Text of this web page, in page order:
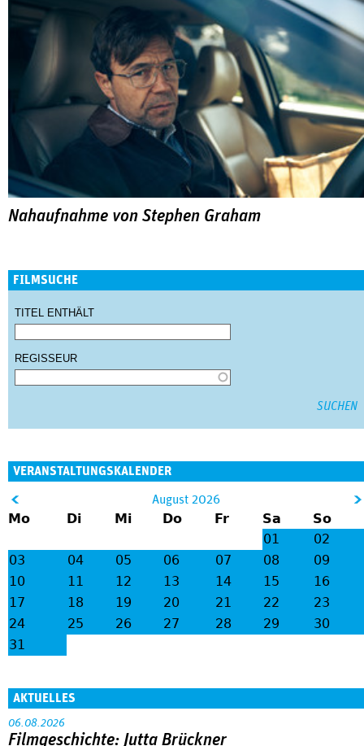
Nahaufnahme von Stephen Graham
FILMSUCHE
TITEL ENTHÄLT
REGISSEUR
VERANSTALTUNGSKALENDER
lt;
August 2026
Mo Di Mi Do Fr Sa
So
01
02
03
04 05 06 07 08
09
10
11 12 13 14 15
16
17
18 19 20 21 22
23
24
25 26 27 28 29
30
31
AKTUELLES
06.08.2026
Filmgeschichte: Jutta Brückner